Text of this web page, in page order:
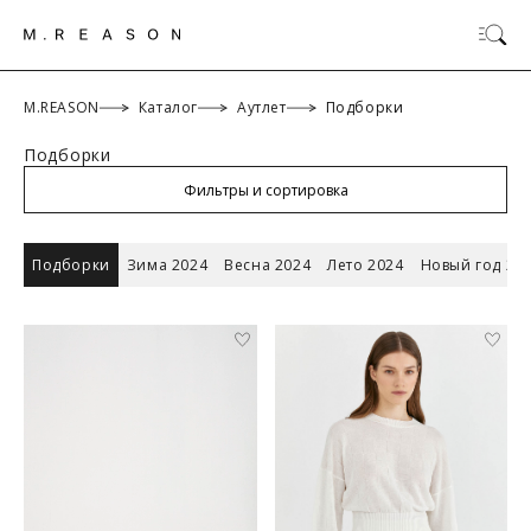
M.REASON Каталог Аутлет Подборки
Подборки
Фильтры и сортировка
Подборки Зима 2024 Весна 2024 Лето 2024 Новый год
ОК